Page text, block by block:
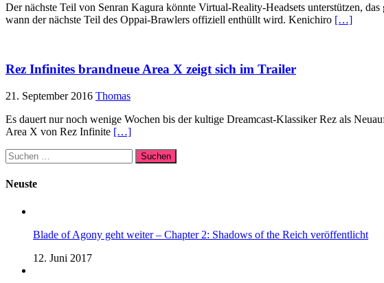
Der nächste Teil von Senran Kagura könnte Virtual-Reality-Headsets unterstützen,
wann der nächste Teil des Oppai-Brawlers offiziell enthüllt wird. Kenichiro […]
Rez Infinites brandneue Area X zeigt sich im Trailer
21. September 2016 Thomas
Es dauert nur noch wenige Wochen bis der kultige Dreamcast-Klassiker Rez als
Area X von Rez Infinite […]
Suchen
nach:
Neuste
Blade of Agony geht weiter – Chapter 2: Shadows of the Reich veröffentlicht
12. Juni 2017